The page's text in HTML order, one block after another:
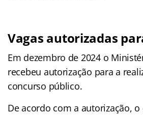
Vagas autorizadas
Em dezembro de 2024 o
recebeu autorização para a
concurso público.
De acordo com a autorização,